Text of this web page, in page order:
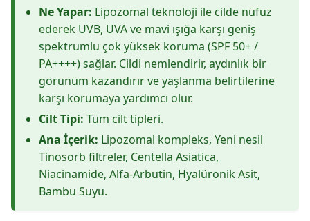
Ne Yapar: Lipozomal teknoloji ile cilde nüfuz
ederek UVB, UVA ve mavi ışığa karşı geniş
spektrumlu çok yüksek koruma (SPF 50+ /
PA++++) sağlar. Cildi nemlendirir, aydınlık bir
görünüm kazandırır ve yaşlanma belirtilerine
karşı korumaya yardımcı olur.
Cilt Tipi: Tüm cilt tipleri.
Ana İçerik: Lipozomal kompleks, Yeni nesil
Tinosorb filtreler, Centella Asiatica,
Niacinamide, Alfa-Arbutin, Hyalüronik Asit,
Bambu Suyu.